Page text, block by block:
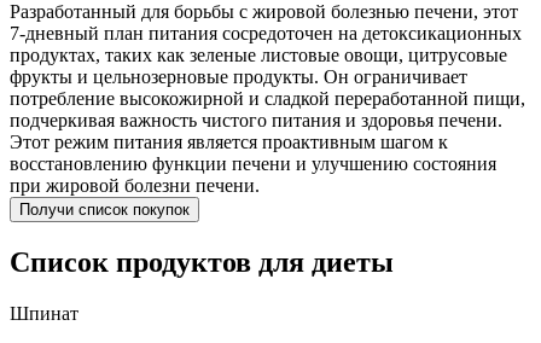
Разработанный для борьбы с жировой болезнью печени, этот
7-дневный план питания сосредоточен на детоксикационных
продуктах, таких как зеленые листовые овощи, цитрусовые
фрукты и цельнозерновые продукты. Он ограничивает
потребление высокожирной и сладкой переработанной пищи,
подчеркивая важность чистого питания и здоровья печени.
Этот режим питания является проактивным шагом к
восстановлению функции печени и улучшению состояния
при жировой болезни печени.
Получи список покупок
Список продуктов для диеты
Шпинат